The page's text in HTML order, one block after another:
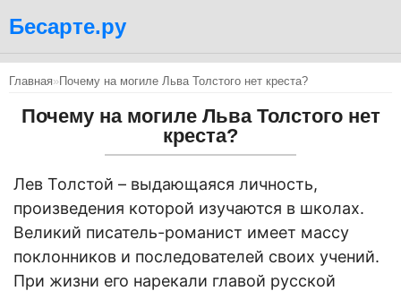
Бесарте.ру
Главная»Почему на могиле Льва Толстого нет креста?
Почему на могиле Льва Толстого нет
креста?
Лев Толстой – выдающаяся личность,
произведения которой изучаются в школах.
Великий писатель-романист имеет массу
поклонников и последователей своих учений.
При жизни его нарекали главой русской